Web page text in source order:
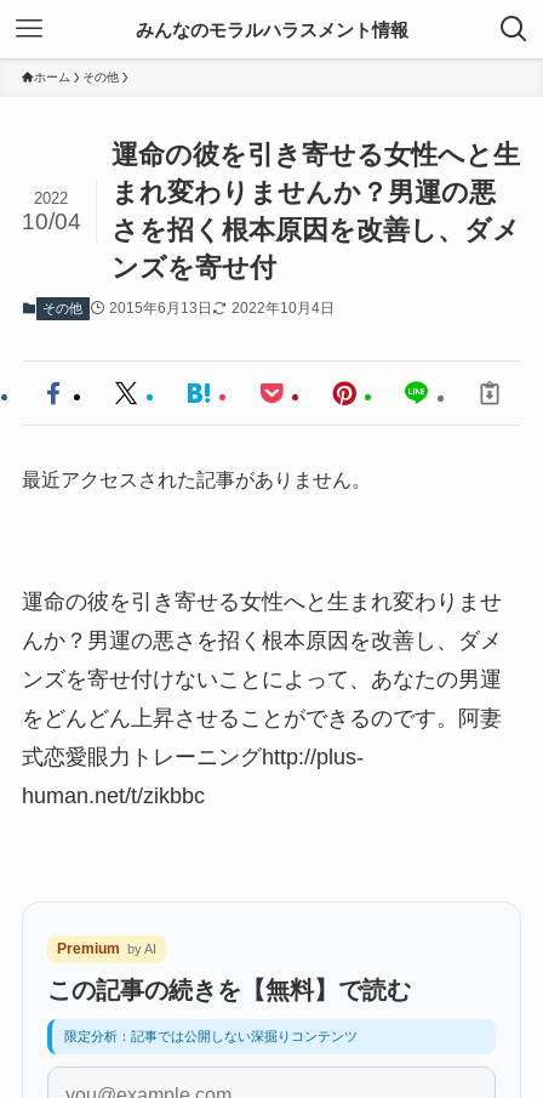
みんなのモラルハラスメント情報
ホーム その他
運命の彼を引き寄せる女性へと生
まれ変わりませんか？男運の悪
さを招く根本原因を改善し、ダメ
ンズを寄せ付
2022
10/04
その他 2015年6月13日 2022年10月4日
最近アクセスされた記事がありません。
運命の彼を引き寄せる女性へと生まれ変わりませ
んか？男運の悪さを招く根本原因を改善し、ダメ
ンズを寄せ付けないことによって、あなたの男運
をどんどん上昇させることができるのです。阿妻
式恋愛眼力トレーニングhttp://plus-
human.net/t/zikbbc
Premium by AI
この記事の続きを【無料】で読む
限定分析：記事では公開しない深掘りコンテンツ